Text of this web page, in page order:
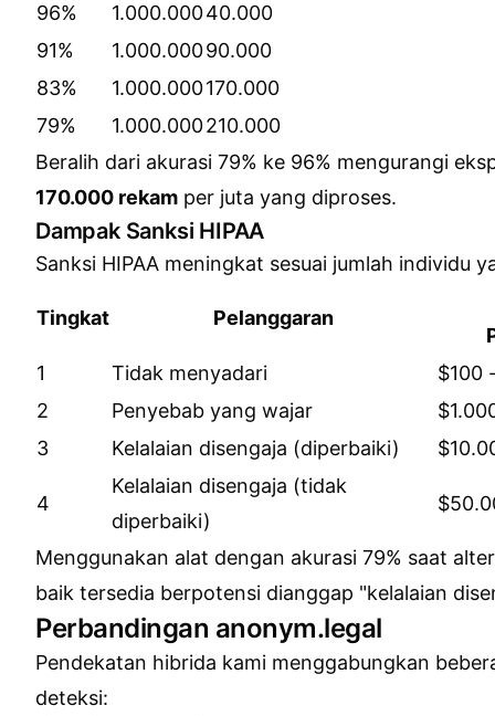
96%
1.000.00040.000
91%
1.000.00090.000
83%
1.000.000170.000
79%
1.000.000210.000
Beralih dari akurasi 79% ke 96% mengurangi
170.000 rekam per juta yang diproses.
Dampak Sanksi HIPAA
Sanksi HIPAA meningkat sesuai jumlah individu
Tingkat Pelanggaran
1
Tidak menyadari
$100
2
Penyebab yang wajar
3
Kelalaian disengaja (diperbaiki)
4
Kelalaian disengaja (tidak
diperbaiki)
Menggunakan alat dengan akurasi 79% saat
baik tersedia berpotensi dianggap "kelalaian
Perbandingan anonym.legal
Pendekatan hibrida kami menggabungkan
deteksi: